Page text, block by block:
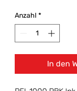
Anzahl *
In den